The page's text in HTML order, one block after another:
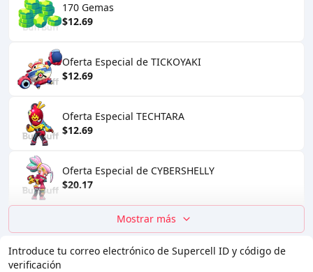
Introduce tu correo electrónico de Supercell ID y código de
verificación
170 Gemas
$12.69
Oferta Especial de TICKOYAKI
$12.69
Oferta Especial TECHTARA
$12.69
Oferta Especial de CYBERSHELLY
$20.17
Mostrar más